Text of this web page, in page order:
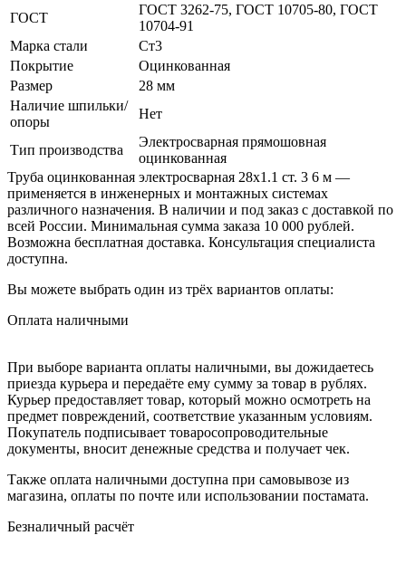
ГОСТ
ГОСТ 3262-75, ГОСТ 10705-80, ГОСТ
10704-91
Марка стали
Ст3
Покрытие
Оцинкованная
Размер
28 мм
Наличие шпильки/
опоры
Нет
Тип производства
Электросварная прямошовная
оцинкованная
Труба оцинкованная электросварная 28х1.1 ст. 3 6 м —
применяется в инженерных и монтажных системах
различного назначения. В наличии и под заказ с доставкой по
всей России. Минимальная сумма заказа 10 000 рублей.
Возможна бесплатная доставка. Консультация специалиста
доступна.
Вы можете выбрать один из трёх вариантов оплаты:
Оплата наличными
При выборе варианта оплаты наличными, вы дожидаетесь
приезда курьера и передаёте ему сумму за товар в рублях.
Курьер предоставляет товар, который можно осмотреть на
предмет повреждений, соответствие указанным условиям.
Покупатель подписывает товаросопроводительные
документы, вносит денежные средства и получает чек.
Также оплата наличными доступна при самовывозе из
магазина, оплаты по почте или использовании постамата.
Безналичный расчёт